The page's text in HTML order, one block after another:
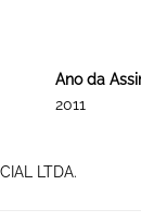
Ano da
2011
LTDA.